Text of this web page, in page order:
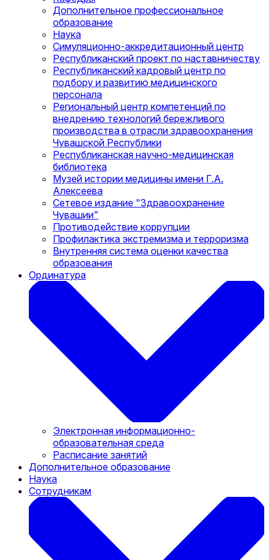
Дополнительное профессиональное
образование
Наука
Симуляционно-аккредитационный центр
Республиканский проект по наставничеству
Республиканский кадровый центр по
подбору и развитию медицинского
персонала
Региональный центр компетенций по
внедрению технологий бережливого
производства в отрасли здравоохранения
Чувашской Республики
Республиканская научно-медицинская
библиотека
Музей истории медицины имени Г.А.
Алексеева
Сетевое издание "Здравоохранение
Чувашии"
Противодействие коррупции
Профилактика экстремизма и терроризма
Внутренняя система оценки качества
образования
Ординатура
Электронная информационно-
образовательная среда
Расписание занятий
Дополнительное образование
Наука
Сотрудникам